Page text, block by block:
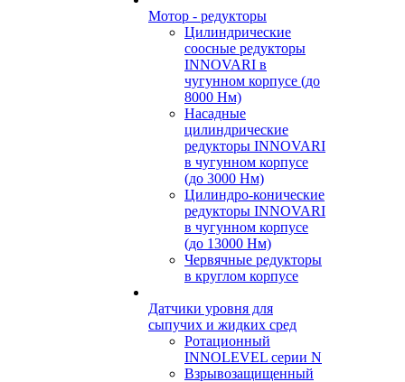
Мотор - редукторы
Цилиндрические
соосные редукторы
INNOVARI в
чугунном корпусе (до
8000 Нм)
Насадные
цилиндрические
редукторы INNOVARI
в чугунном корпусе
(до 3000 Нм)
Цилиндро-конические
редукторы INNOVARI
в чугунном корпусе
(до 13000 Нм)
Червячные редукторы
в круглом корпусе
Датчики уровня для
сыпучих и жидких сред
Ротационный
INNOLEVEL серии N
Взрывозащищенный